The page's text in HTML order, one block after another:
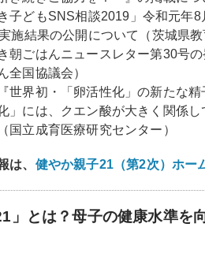
子どもSNS相談2019」令和元年
実施結果の公開について（茨城県
朝ごはんニュースレター第30号
全国協議会）
世界初・「卵活性化」の新たな
」には、クエン酸が大きく関係
国立成育医療研究センター）
は、 健やか親子21（第2次）ホー
」とは？母子の健康水準を